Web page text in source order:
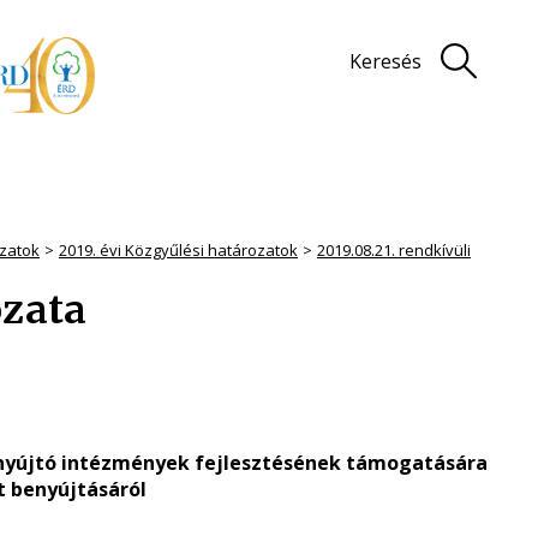
Keresés
2019. évi Közgyűlési határozatok 2019.08.21. rendkívüli
intézmények fejlesztésének támogatására
benyújtásáról